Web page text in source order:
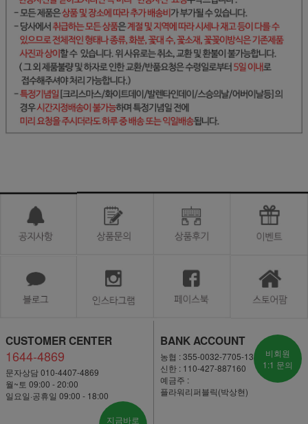
CUSTOMER CENTER
1644-4869
문자상담 010-4407-4869
월~토 09:00 - 20:00
일요일·공휴일 09:00 - 18:00
지금바로
BANK ACCOUNT
농협 : 355-0032-7705-13
신한 : 110-427-887160
예금주 :
플라워리퍼블릭(박상현)
비회원
1:1 문의